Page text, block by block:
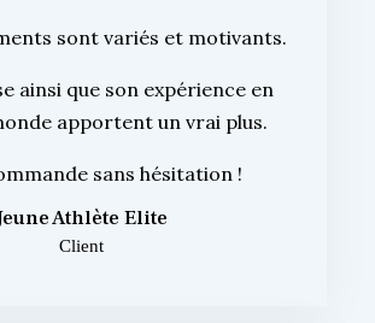
sont variés et motivants.
ainsi que son expérience en
apportent un vrai plus.
sans hésitation !
Athlète Elite
Client